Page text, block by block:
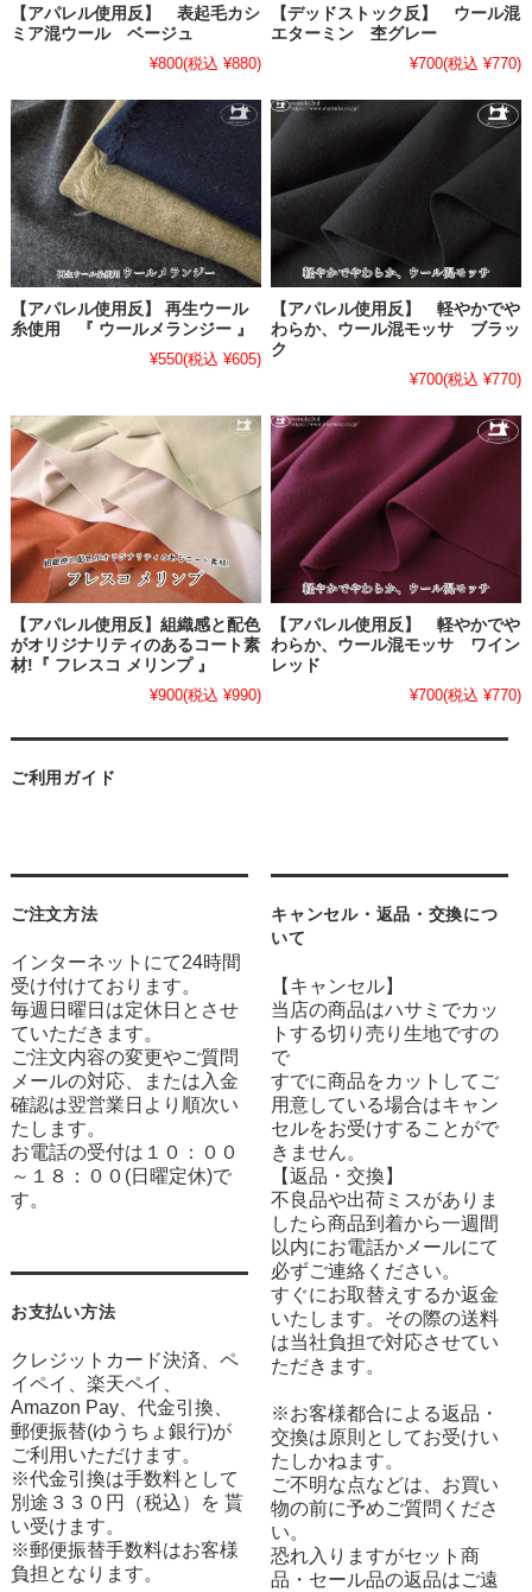
【アパレル使用反】 表起毛カシ
ミア混ウール ベージュ
¥800(税込 ¥880)
【デッドストック反】 ウール混
エターミン 杢グレー
¥700(税込 ¥770)
【アパレル使用反】 再生ウール
糸使用 『 ウールメランジー 』
¥550(税込 ¥605)
【アパレル使用反】 軽やかでや
わらか、ウール混モッサ ブラッ
ク
¥700(税込 ¥770)
【アパレル使用反】組織感と配色
がオリジナリティのあるコート素
材!『 フレスコ メリンプ 』
¥900(税込 ¥990)
【アパレル使用反】 軽やかでや
わらか、ウール混モッサ ワイン
レッド
¥700(税込 ¥770)
ご利用ガイド
ご注文方法
インターネットにて24時間
受け付けております。
毎週日曜日は定休日とさせ
ていただきます。
ご注文内容の変更やご質問
メールの対応、または入金
確認は翌営業日より順次い
たします。
お電話の受付は１０：００
～１８：００(日曜定休)で
す。
お支払い方法
クレジットカード決済、ペ
イペイ、楽天ペイ、
Amazon Pay、代金引換、
郵便振替(ゆうちょ銀行)が
ご利用いただけます。
※代金引換は手数料として
別途３３０円（税込）を 貰
い受けます。
※郵便振替手数料はお客様
負担となります。
キャンセル・返品・交換につ
いて
【キャンセル】
当店の商品はハサミでカッ
トする切り売り生地ですの
で
すでに商品をカットしてご
用意している場合はキャン
セルをお受けすることがで
きません。
【返品・交換】
不良品や出荷ミスがありま
したら商品到着から一週間
以内にお電話かメールにて
必ずご連絡ください。
すぐにお取替えするか返金
いたします。その際の送料
は当社負担で対応させてい
ただきます。
※お客様都合による返品・
交換は原則としてお受けい
たしかねます。
ご不明な点などは、お買い
物の前に予めご質問くださ
い。
恐れ入りますがセット商
品・セール品の返品はご遠